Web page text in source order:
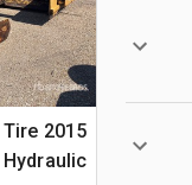
Tire
Hydraulic جراف ساحب